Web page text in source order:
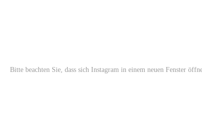
Bitte beachten Sie, dass sich Instagram in einem neuen Fenster